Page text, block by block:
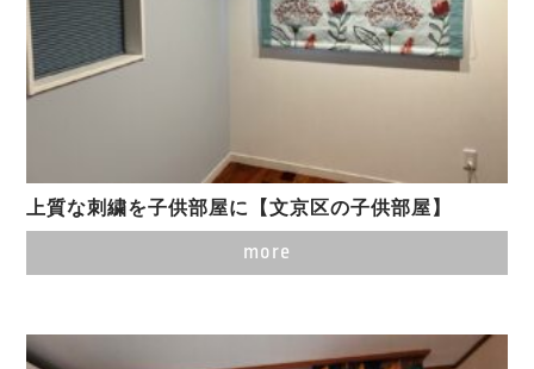
上質な刺繍を子供部屋に【文京区の子供部屋】
more